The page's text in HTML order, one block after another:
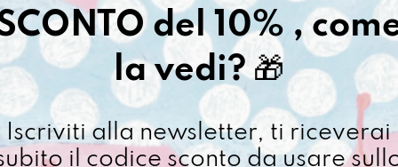
€48,00
[ Stampa Illustrata ]
Stampa
A0
del 10% ,
la vedi?🎁
Iscriviti alla newsletter, ti riceverai
il codice sconto da usare